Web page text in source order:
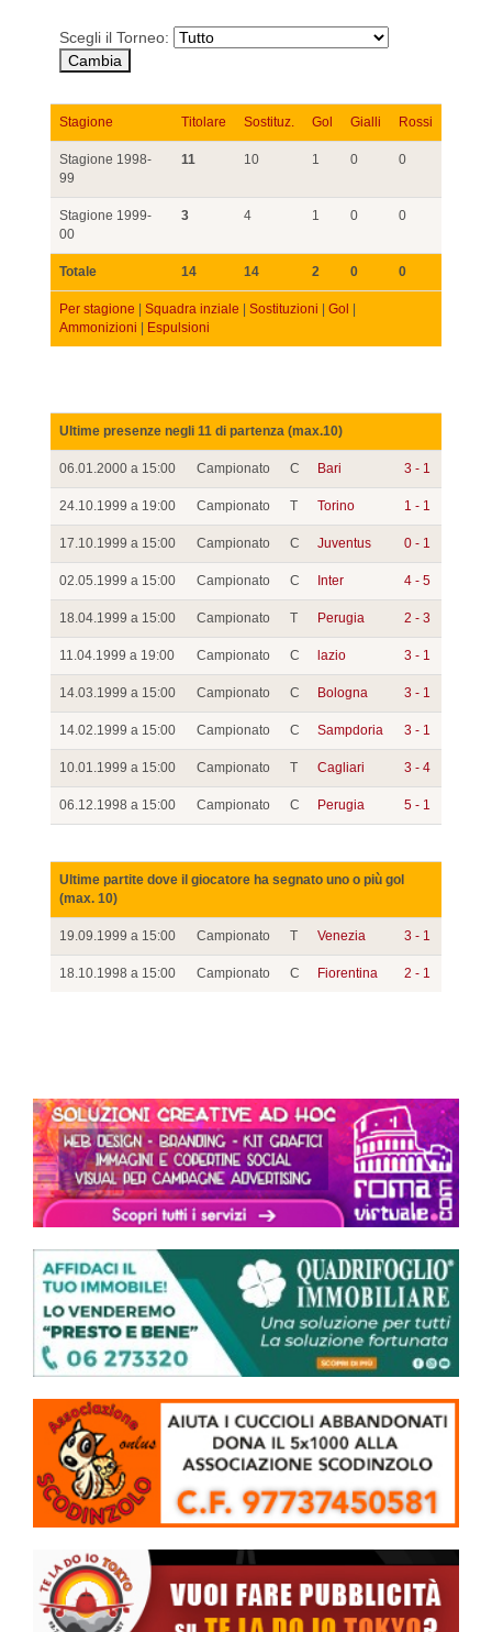
Scegli il Torneo:
Stagione Titolare Sostituz. Gol Gialli Rossi
Stagione 1998-
99
11 10 1 0 0
Stagione 1999-
00
3 4 1 0 0
Totale 14 14 2 0 0
Per stagione Squadra inziale Sostituzioni Gol
Ammonizioni
Espulsioni
Ultime presenze negli 11 di partenza (max.10)
06.01.2000 a 15:00 Campionato C Bari 3 - 1
24.10.1999 a 19:00 Campionato T Torino 1 - 1
17.10.1999 a 15:00 Campionato C Juventus 0 - 1
02.05.1999 a 15:00 Campionato C Inter 4 - 5
18.04.1999 a 15:00 Campionato T Perugia 2 - 3
11.04.1999 a 19:00 Campionato C lazio 3 - 1
14.03.1999 a 15:00 Campionato C Bologna 3 - 1
14.02.1999 a 15:00 Campionato C Sampdoria 3 - 1
10.01.1999 a 15:00 Campionato T Cagliari 3 - 4
06.12.1998 a 15:00 Campionato C Perugia 5 - 1
Ultime partite dove il giocatore ha segnato uno o più gol
(max. 10)
19.09.1999 a 15:00 Campionato T Venezia 3 - 1
18.10.1998 a 15:00 Campionato C Fiorentina 2 - 1